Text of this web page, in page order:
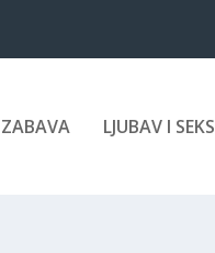
ZABAVA LJUBAV I SEKS